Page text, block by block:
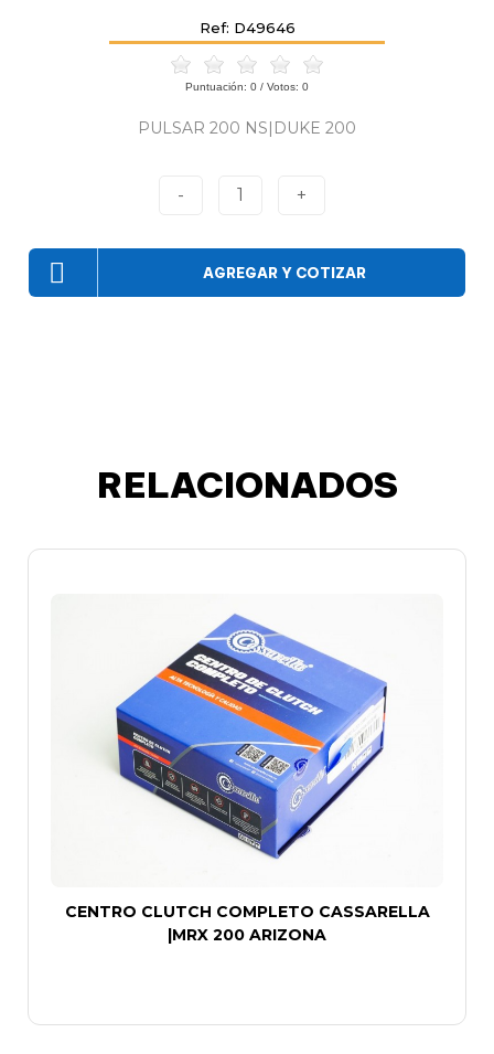
Ref: D49646
Puntuación: 0 / Votos: 0
PULSAR 200 NS|DUKE 200
- 1 +
AGREGAR Y COTIZAR
RELACIONADOS
CENTRO CLUTCH COMPLETO CASSARELLA
|MRX 200 ARIZONA